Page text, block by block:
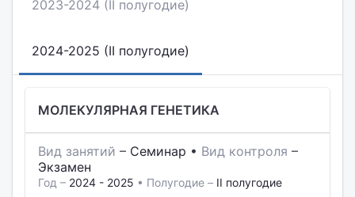
2023-2024 (II полугодие)
2024-2025 (II полугодие)
МОЛЕКУЛЯРНАЯ ГЕНЕТИКА
Вид занятий – Семинар • Вид контроля –
Экзамен
Год – 2024 - 2025 • Полугодие – II полугодие